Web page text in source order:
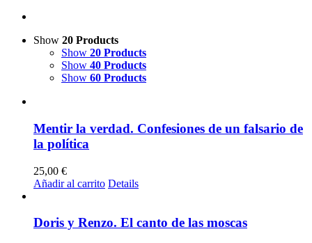
Show 20 Products
Show 20 Products
Show 40 Products
Show 60 Products
Mentir la verdad. Confesiones de un falsario de
la política
25,00 €
Añadir al carrito Details
Doris y Renzo. El canto de las moscas